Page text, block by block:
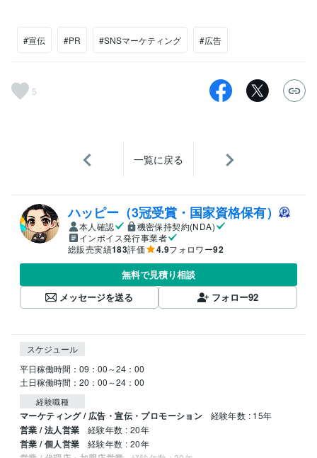
#宣伝 #PR #SNSマーケティング #広告
5
一覧に戻る
ハッピー（3冠受賞・国家資格保有）
本人確認
機密保持契約(NDA)
インボイス発行事業者
総販売実績183評価 4.9フォロワー92
無料で見積り相談
メッセージを送る
フォロー92
スケジュール
平日稼働時間：09：00～24：00
経験職種
マーケティング / 広告・宣伝・プロモーション 経験年数 : 15年
営業 / 法人営業 経験年数 : 20年
営業 / 個人営業 経験年数 : 20年